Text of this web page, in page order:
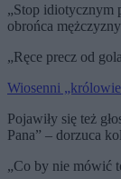
„Stop idiotycznym
obrońca
„Ręce precz od
Wiosenni
Pojawiły się też
Pana” – dorzuca
„Co by nie mówić